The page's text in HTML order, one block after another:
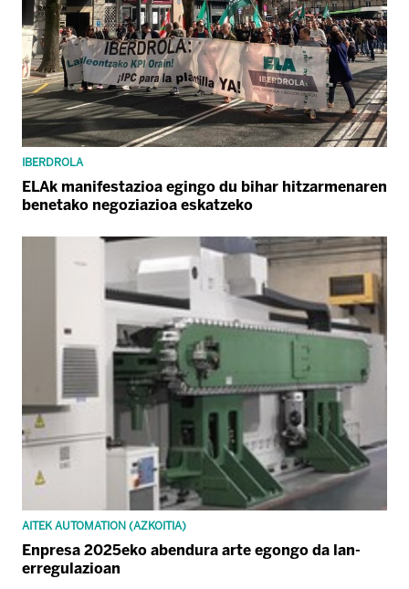
IBERDROLA
ELAk manifestazioa egingo du bihar hitzarmenaren
benetako negoziazioa eskatzeko
AITEK AUTOMATION (AZKOITIA)
Enpresa 2025eko abendura arte egongo da lan-
erregulazioan